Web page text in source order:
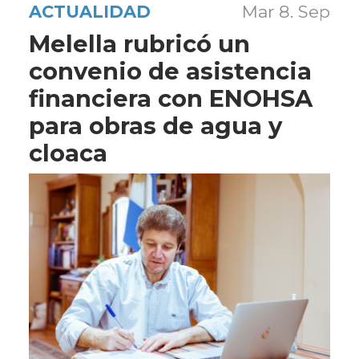
ACTUALIDAD Mar 8. Sep
Melella rubricó un
convenio de asistencia
financiera con ENOHSA
para obras de agua y
cloaca